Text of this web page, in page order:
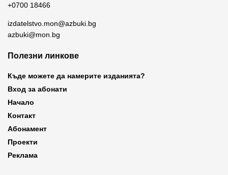
+0700 18466
izdatelstvo.mon@azbuki.bg
azbuki@mon.bg
Полезни линкове
Къде можете да намерите изданията?
Вход за абонати
Начало
Контакт
Абонамент
Проекти
Реклама